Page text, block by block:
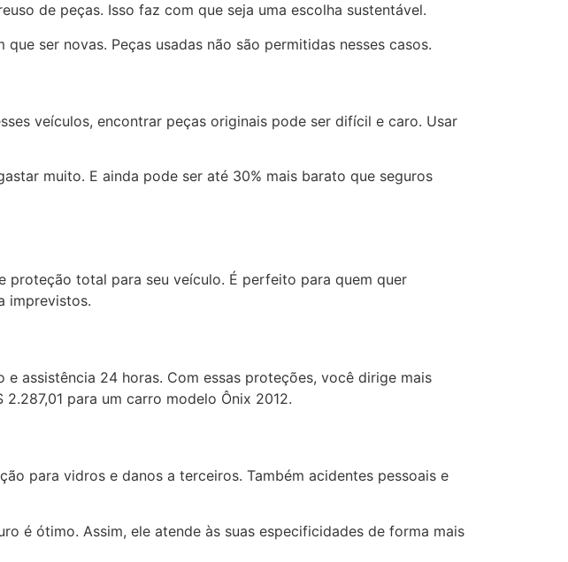
de peças. Isso faz com que seja uma escolha sustentável.
ser novas. Peças usadas não são permitidas nesses casos.
veículos, encontrar peças originais pode ser difícil e caro. Usar
muito. E ainda pode ser até 30% mais barato que seguros
proteção total para seu veículo. É perfeito para quem quer
imprevistos.
assistência 24 horas. Com essas proteções, você dirige mais
para um carro modelo Ônix 2012.
para vidros e danos a terceiros. Também acidentes pessoais e
é ótimo. Assim, ele atende às suas especificidades de forma mais